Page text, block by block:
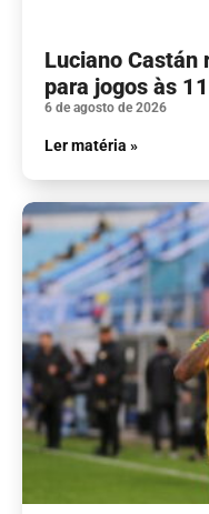
Luciano Castán
para jogos às
6 de agosto de 2026
Ler matéria »